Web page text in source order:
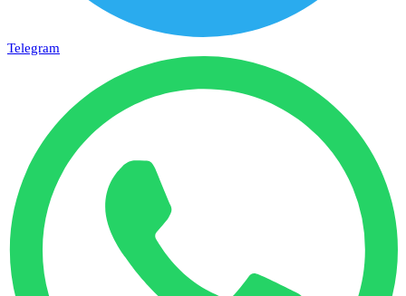
Telegram